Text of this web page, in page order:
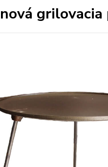
grilovacia